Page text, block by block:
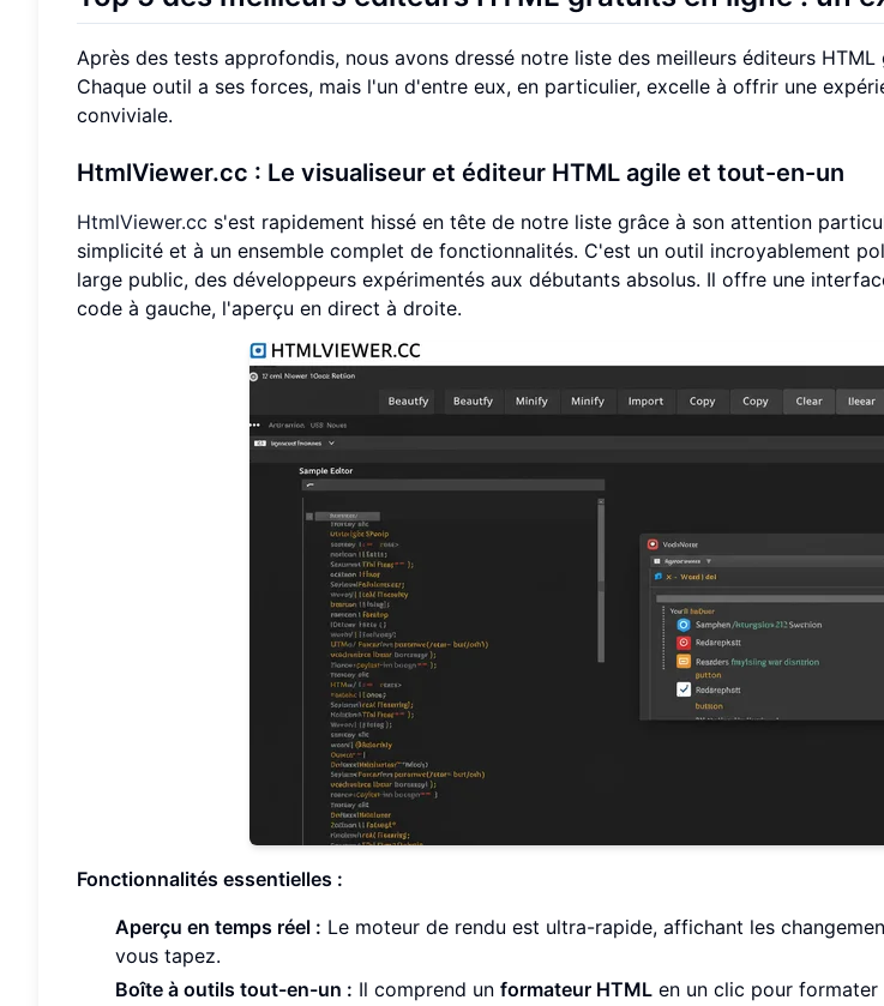
Après des tests approfondis, nous avons dressé notre liste des meilleurs éditeurs
Chaque outil a ses forces, mais l'un d'entre eux, en particulier, excelle à offrir une
conviviale.
HtmlViewer.cc : Le visualiseur et éditeur HTML agile et tout-en-un
HtmlViewer.cc s'est rapidement hissé en tête de notre liste grâce à son attention
simplicité et à un ensemble complet de fonctionnalités. C'est un outil incroyablement
large public, des développeurs expérimentés aux débutants absolus. Il offre une
code à gauche, l'aperçu en direct à droite.
Fonctionnalités essentielles :
Aperçu en temps réel : Le moteur de rendu est ultra-rapide, affichant les
vous tapez.
Boîte à outils tout-en-un : Il comprend un formateur HTML en un clic pour